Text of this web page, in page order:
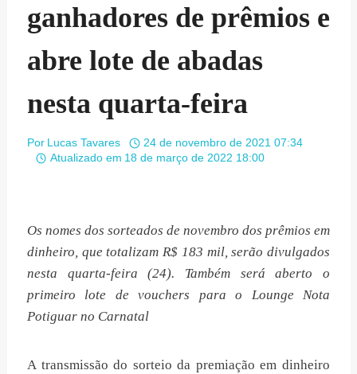
ganhadores de prêmios e
abre lote de abadas
nesta quarta-feira
Por Lucas Tavares
24 de novembro de 2021 07:34
Atualizado em 18 de março de 2022 18:00
Os nomes dos sorteados de novembro dos prêmios em
dinheiro, que totalizam R$ 183 mil, serão divulgados
nesta quarta-feira (24). Também será aberto o
primeiro lote de vouchers para o Lounge Nota
Potiguar no Carnatal
A transmissão do sorteio da premiação em dinheiro